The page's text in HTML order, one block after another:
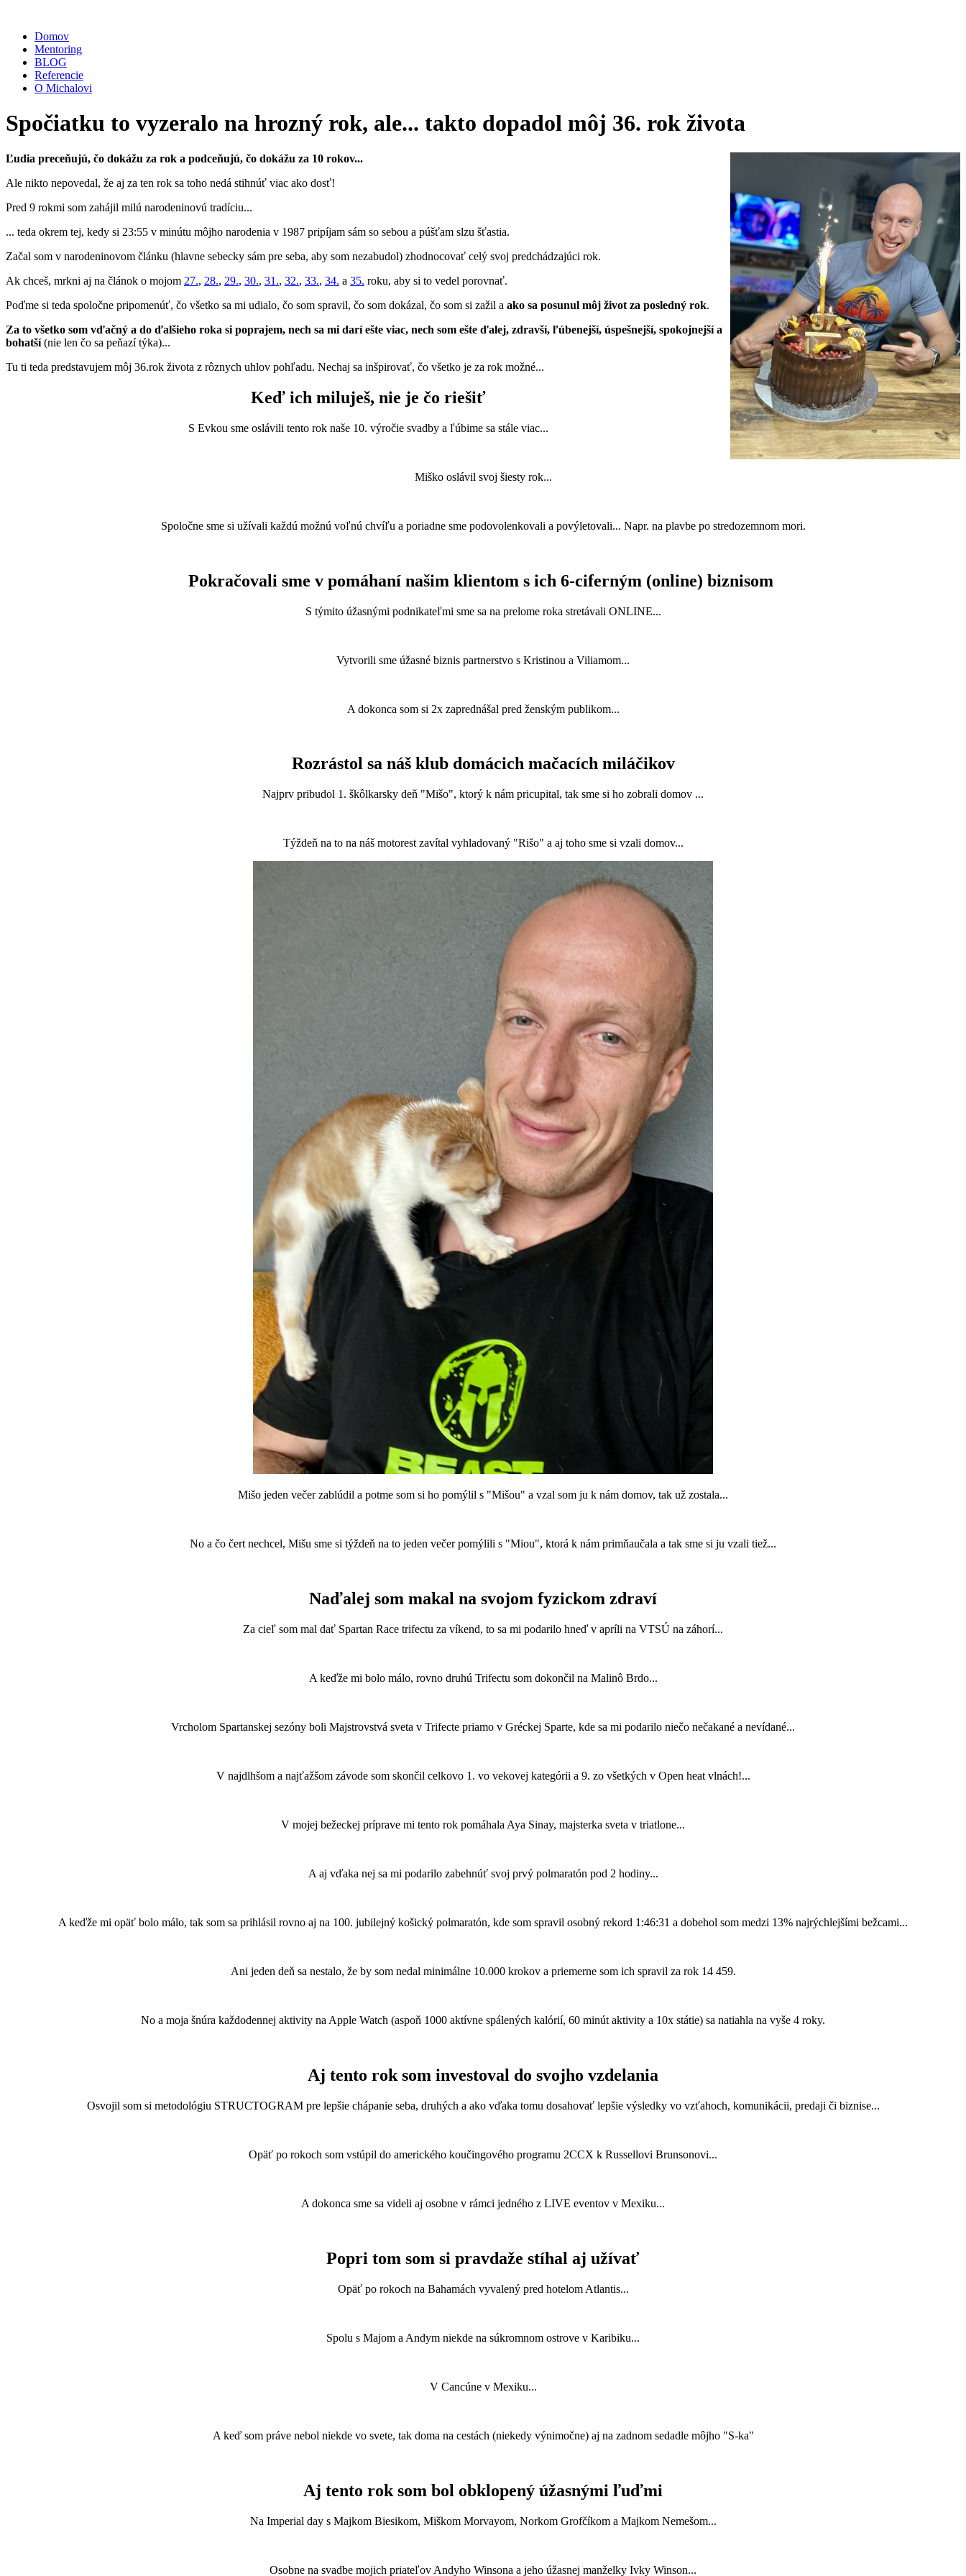
Domov
Mentoring
BLOG
Referencie
O Michalovi
Spočiatku to vyzeralo na hrozný rok, ale... takto dopadol môj 36. rok života
Ľudia preceňujú, čo dokážu za rok a podceňujú, čo dokážu za 10 rokov...
Ale nikto nepovedal, že aj za ten rok sa toho nedá stihnúť viac ako dosť!
Pred 9 rokmi som zahájil milú narodeninovú tradíciu...
... teda okrem tej, kedy si 23:55 v minútu môjho narodenia v 1987 pripíjam sám so sebou a púšťam slzu šťastia.
Začal som v narodeninovom článku (hlavne sebecky sám pre seba, aby som nezabudol) zhodnocovať celý svoj predchádzajúci rok.
Ak chceš, mrkni aj na článok o mojom 27., 28., 29., 30., 31., 32., 33., 34. a 35. roku, aby si to vedel porovnať.
Poďme si teda spoločne pripomenúť, čo všetko sa mi udialo, čo som spravil, čo som dokázal, čo som si zažil a ako sa posunul môj život za posledný rok.
Za to všetko som vďačný a do ďalšieho roka si poprajem, nech sa mi darí ešte viac, nech som ešte ďalej, zdravší, ľúbenejší, úspešnejší, spokojnejší a
bohatší(nie len čo sa peňazí týka)...
Tu ti teda predstavujem môj 36.rok života z rôznych uhlov pohľadu. Nechaj sa inšpirovať, čo všetko je za rok možné...
Keď ich miluješ, nie je čo riešiť
S Evkou sme oslávili tento rok naše 10. výročie svadby a ľúbime sa stále viac...
Miško oslávil svoj šiesty rok...
Spoločne sme si užívali každú možnú voľnú chvíľu a poriadne sme podovolenkovali a povýletovali... Napr. na plavbe po stredozemnom mori.
Pokračovali sme v pomáhaní našim klientom s ich 6-ciferným (online) biznisom
S týmito úžasnými podnikateľmi sme sa na prelome roka stretávali ONLINE...
Vytvorili sme úžasné biznis partnerstvo s Kristinou a Viliamom...
A dokonca som si 2x zaprednášal pred ženským publikom...
Rozrástol sa náš klub domácich mačacích miláčikov
Najprv pribudol 1. škôlkarsky deň "Mišo", ktorý k nám pricupital, tak sme si ho zobrali domov ...
Týždeň na to na náš motorest zavítal vyhladovaný "Rišo" a aj toho sme si vzali domov...
Mišo jeden večer zablúdil a potme som si ho pomýlil s "Mišou" a vzal som ju k nám domov, tak už zostala...
No a čo čert nechcel, Mišu sme si týždeň na to jeden večer pomýlili s "Miou", ktorá k nám primňaučala a tak sme si ju vzali tiež...
Naďalej som makal na svojom fyzickom zdraví
Za cieľ som mal dať Spartan Race trifectu za víkend, to sa mi podarilo hneď v apríli na VTSÚ na záhorí...
A keďže mi bolo málo, rovno druhú Trifectu som dokončil na Malinô Brdo...
Vrcholom Spartanskej sezóny boli Majstrovstvá sveta v Trifecte priamo v Gréckej Sparte, kde sa mi podarilo niečo nečakané a nevídané...
V najdlhšom a najťažšom závode som skončil celkovo 1. vo vekovej kategórii a 9. zo všetkých v Open heat vlnách!...
V mojej bežeckej príprave mi tento rok pomáhala Aya Sinay, majsterka sveta v triatlone...
A aj vďaka nej sa mi podarilo zabehnúť svoj prvý polmaratón pod 2 hodiny...
A keďže mi opäť bolo málo, tak som sa prihlásil rovno aj na 100. jubilejný košický polmaratón, kde som spravil osobný rekord 1:46:31 a dobehol som medzi 13% najrýchlejšími bežcami...
Ani jeden deň sa nestalo, že by som nedal minimálne 10.000 krokov a priemerne som ich spravil za rok 14 459.
No a moja šnúra každodennej aktivity na Apple Watch (aspoň 1000 aktívne spálených kalórií, 60 minút aktivity a 10x státie) sa natiahla na vyše 4 roky.
Aj tento rok som investoval do svojho vzdelania
Osvojil som si metodológiu STRUCTOGRAM pre lepšie chápanie seba, druhých a ako vďaka tomu dosahovať lepšie výsledky vo vzťahoch, komunikácii, predaji či biznise...
Opäť po rokoch som vstúpil do amerického koučingového programu 2CCX k Russellovi Brunsonovi...
A dokonca sme sa videli aj osobne v rámci jedného z LIVE eventov v Mexiku...
Popri tom som si pravdaže stíhal aj užívať
Opäť po rokoch na Bahamách vyvalený pred hotelom Atlantis...
Spolu s Majom a Andym niekde na súkromnom ostrove v Karibiku...
V Cancúne v Mexiku...
A keď som práve nebol niekde vo svete, tak doma na cestách (niekedy výnimočne) aj na zadnom sedadle môjho "S-ka"
Aj tento rok som bol obklopený úžasnými ľuďmi
Na Imperial day s Majkom Biesikom, Miškom Morvayom, Norkom Grofčíkom a Majkom Nemešom...
Osobne na svadbe mojich priateľov Andyho Winsona a jeho úžasnej manželky Ivky Winson...